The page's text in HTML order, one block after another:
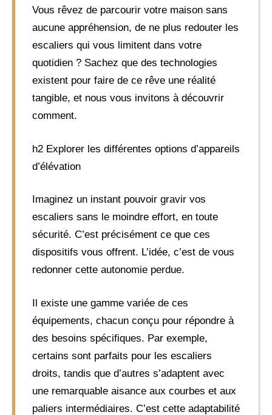
Vous rêvez de parcourir votre maison sans
aucune appréhension, de ne plus redouter les
escaliers qui vous limitent dans votre
quotidien ? Sachez que des technologies
existent pour faire de ce rêve une réalité
tangible, et nous vous invitons à découvrir
comment.
h2 Explorer les différentes options d’appareils
d’élévation
Imaginez un instant pouvoir gravir vos
escaliers sans le moindre effort, en toute
sécurité. C’est précisément ce que ces
dispositifs vous offrent. L’idée, c’est de vous
redonner cette autonomie perdue.
Il existe une gamme variée de ces
équipements, chacun conçu pour répondre à
des besoins spécifiques. Par exemple,
certains sont parfaits pour les escaliers
droits, tandis que d’autres s’adaptent avec
une remarquable aisance aux courbes et aux
paliers intermédiaires. C’est cette adaptabilité